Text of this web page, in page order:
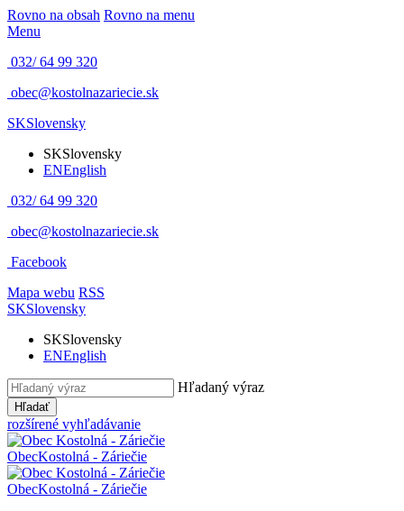
Rovno na obsah Rovno na menu
Menu
032/ 64 99 320
obec@kostolnazariecie.sk
SKSlovensky
SKSlovensky
ENEnglish
032/ 64 99 320
obec@kostolnazariecie.sk
Facebook
Mapa webu RSS
SKSlovensky
SKSlovensky
ENEnglish
Hľadaný výraz
Hľadať
rozšírené vyhľadávanie
ObecKostolná - Záriečie
ObecKostolná - Záriečie